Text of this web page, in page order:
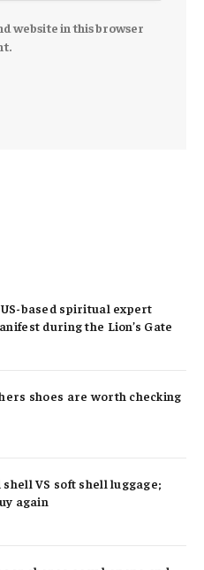
website in this browser
based spiritual expert
during the Lion’s Gate
shoes are worth checking
VS soft shell luggage;
again